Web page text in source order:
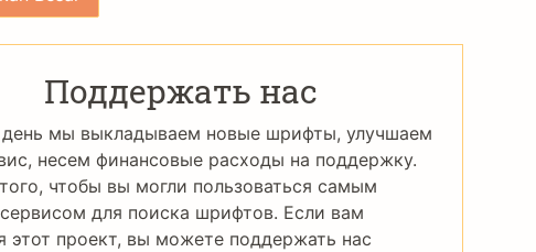
Поддержать нас
мы выкладываем новые шрифты, улучшаем
несем финансовые расходы на поддержку.
чтобы вы могли пользоваться самым
для поиска шрифтов. Если вам
этот проект, вы можете поддержать нас